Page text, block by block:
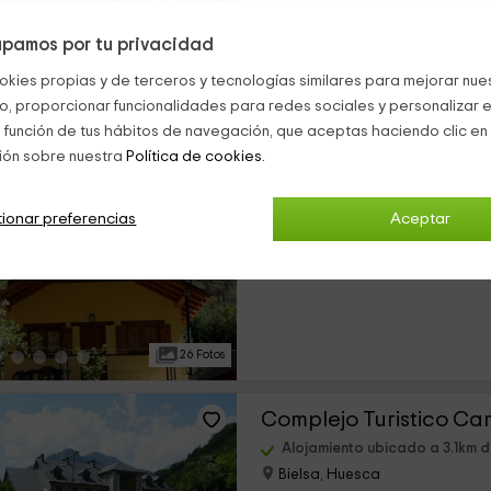
por tu privacidad
propias y de terceros y tecnologías similares para mejorar
proporcionar funcionalidades para redes sociales y personalizar
de tus hábitos de navegación, que aceptas haciendo clic
sobre nuestra Política de cookies.
Aceptar
preferencias
26 Fotos
Camping Pineta
0 opiniones
Complejo Turistico
Alojamiento ubicado a 3.1km
Bielsa, Huesca